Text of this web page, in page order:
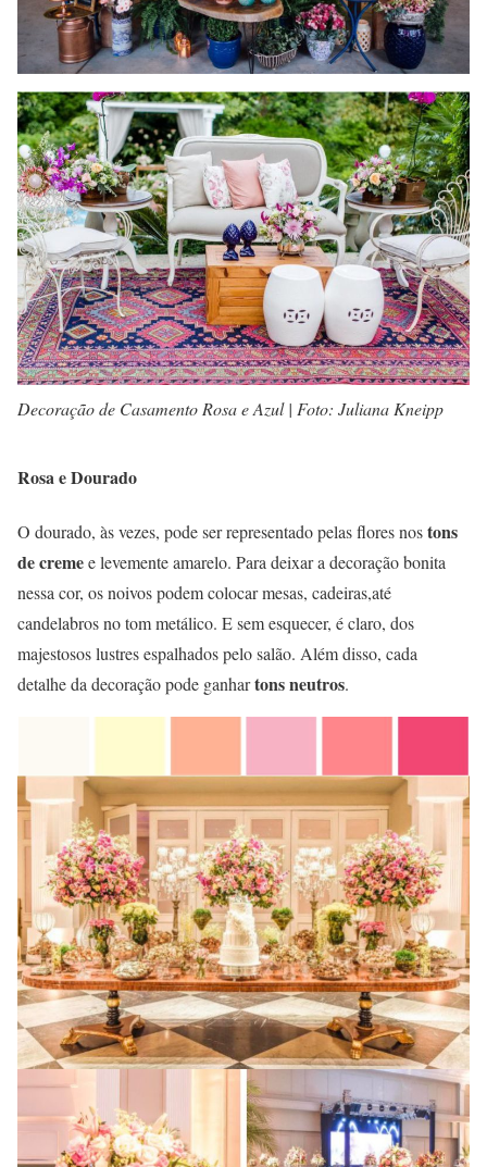
Decoração de Casamento Rosa e Azul | Foto: Juliana Kneipp
Rosa e Dourado
O dourado, às vezes, pode ser representado pelas flores nostons
de cremee levemente amarelo. Para deixar a decoração bonita
nessa cor, os noivos podem colocar mesas, cadeiras,até
candelabros no tom metálico. E sem esquecer, é claro, dos
majestosos lustres espalhados pelo salão. Além disso, cada
detalhe da decoração pode ganhartons neutros.